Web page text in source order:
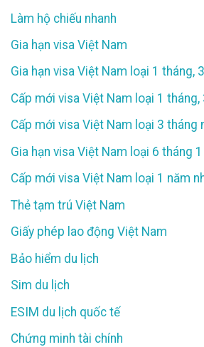
Làm hộ chiếu nhanh
Gia hạn visa Việt Nam
Gia hạn visa Việt Nam loại 1 tháng,
Cấp mới visa Việt Nam loại 1 tháng,
Cấp mới visa Việt Nam loại 3 tháng
Gia hạn visa Việt Nam loại 6 tháng
Cấp mới visa Việt Nam loại 1 năm
Thẻ tạm trú Việt Nam
Giấy phép lao động Việt Nam
Bảo hiểm du lịch
Sim du lịch
ESIM du lịch quốc tế
Chứng minh tài chính